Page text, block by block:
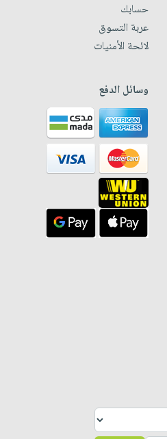
حسابك
عربة التسوق
لائحة الأمنيات
وسائل الدفع